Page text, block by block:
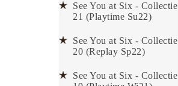
See You at Six - Collectie
21 (Playtime Su22)
See You at Six - Collectie
20 (Replay Sp22)
See You at Six - Collectie